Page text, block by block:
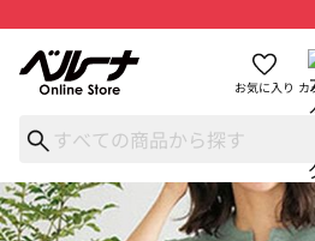
お気に入り カ